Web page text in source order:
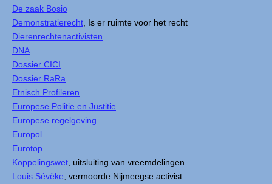
De zaak Bosio
Demonstratierecht , Is er ruimte voor het recht
Dierenrechtenactivisten
DNA
Dossier CICI
Dossier RaRa
Etnisch Profileren
Europese Politie en Justitie
Europese regelgeving
Europol
Eurotop
Koppelingswet , uitsluiting van vreemdelingen
Louis Sévèke , vermoorde Nijmeegse activist